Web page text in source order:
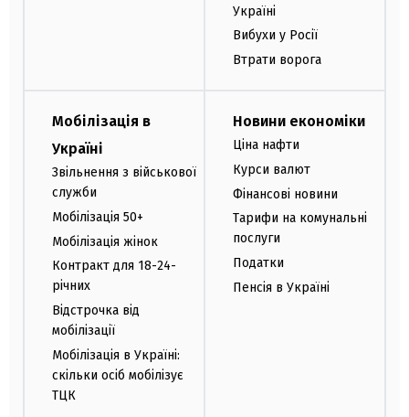
Україні
Вибухи у Росії
Втрати ворога
Мобілізація в
Україні
Звільнення з військової
служби
Мобілізація 50+
Мобілізація жінок
Контракт для 18-24-
річних
Відстрочка від
мобілізації
Мобілізація в Україні:
скільки осіб мобілізує
ТЦК
Новини економіки
Ціна нафти
Курси валют
Фінансові новини
Тарифи на комунальні
послуги
Податки
Пенсія в Україні